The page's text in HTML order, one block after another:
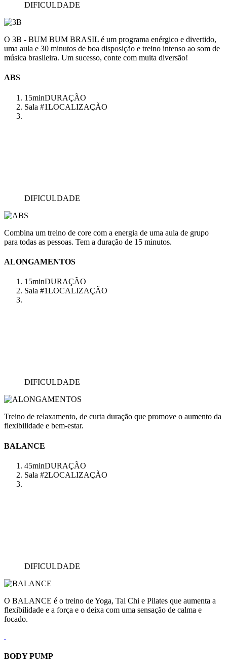
DIFICULDADE
O 3B - BUM BUM BRASIL é um programa enérgico e divertido,
uma aula e 30 minutos de boa disposição e treino intenso ao som de
música brasileira. Um sucesso, conte com muita diversão!
ABS
15minDURAÇÃO
Sala #1LOCALIZAÇÃO
DIFICULDADE
Combina um treino de core com a energia de uma aula de grupo
para todas as pessoas. Tem a duração de 15 minutos.
ALONGAMENTOS
15minDURAÇÃO
Sala #1LOCALIZAÇÃO
DIFICULDADE
Treino de relaxamento, de curta duração que promove o aumento da
flexibilidade e bem-estar.
BALANCE
45minDURAÇÃO
Sala #2LOCALIZAÇÃO
DIFICULDADE
O BALANCE é o treino de Yoga, Tai Chi e Pilates que aumenta a
flexibilidade e a força e o deixa com uma sensação de calma e
focado.
BODY PUMP